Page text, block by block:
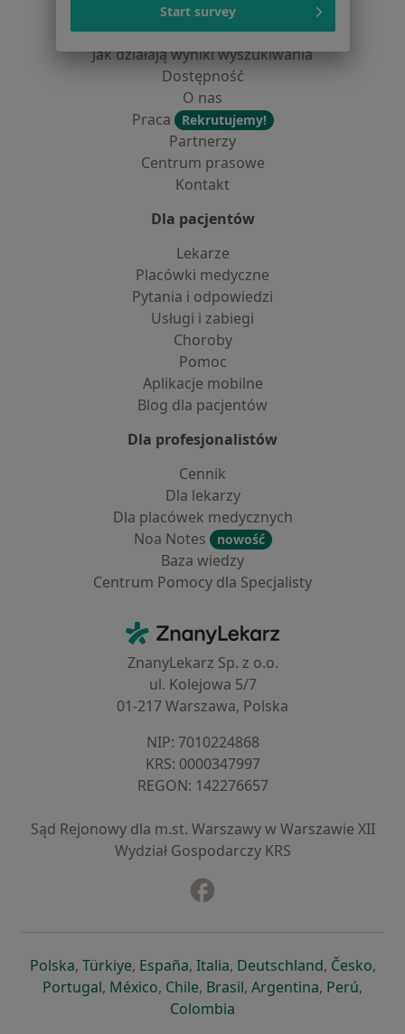
dane pozyskaliśmy samodzielnie
Polityka cookies
Jak działają wyniki wyszukiwania
Dostępność
O nas
Praca
Rekrutujemy!
Partnerzy
Centrum prasowe
Kontakt
Dla pacjentów
Lekarze
Placówki medyczne
Pytania i odpowiedzi
Usługi i zabiegi
Choroby
Pomoc
Aplikacje mobilne
Blog dla pacjentów
Dla profesjonalistów
Cennik
Dla lekarzy
Dla placówek medycznych
Noa Notes
nowość
Baza wiedzy
Centrum Pomocy dla Specjalisty
ZnanyLekarz - Strona główna
ZnanyLekarz Sp. z o.o.
ul. Kolejowa 5/7
01-217 Warszawa, Polska
NIP: ⁠7010224868
KRS: ⁠0000347997
REGON: ⁠142276657
Sąd Rejonowy dla m.st. Warszawy w Warszawie XII
Wydział Gospodarczy KRS
Polskaotwiera się w nowej karcie
, Türkiyeotwiera się w nowej karcie
, Españaotwiera się w nowej karcie
, Italiaotwiera się w nowej
, Deutschlandotwiera się
, Česko,
Portugalotwiera się w nowej karcie
, Méxicootwiera się w nowej karcie
, Chileotwiera się w nowej karcie
, Brasilotwiera się w nowej
, Argentinaotwiera się
, Perú,
Colombia
Start survey